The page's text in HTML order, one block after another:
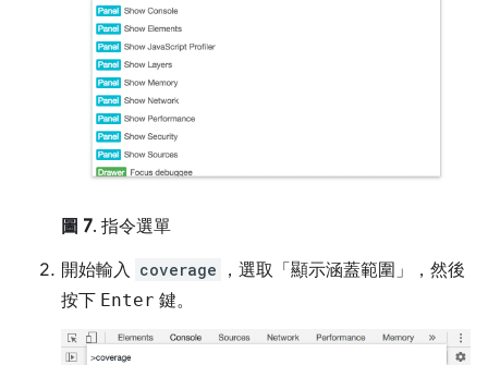
圖 7. 指令選單
開始輸入 coverage ，選取「顯示涵蓋範圍」
，然後
按下 Enter 鍵。